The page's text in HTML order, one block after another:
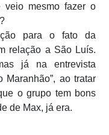
mesmo fazer o
para o fato da
relação a São Luís.
já na entrevista
ao tratar
o grupo tem bons
de Max, já era.